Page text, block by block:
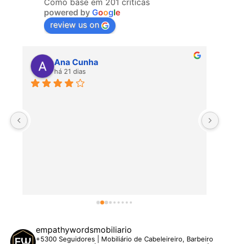
Como base em 201 críticas
powered by Google
review us on
Ana Cunha
há 21 dias
empathywordsmobiliario
+5300 Seguidores | Mobiliário de Cabeleireiro, Barbeiro